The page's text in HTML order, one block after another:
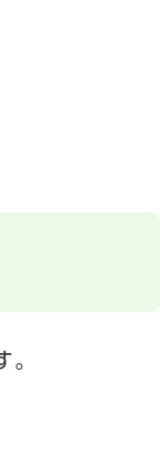
。